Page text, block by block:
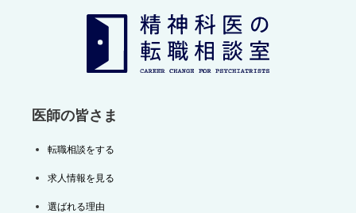
医師の皆さま
転職相談をする
求人情報を見る
選ばれる理由